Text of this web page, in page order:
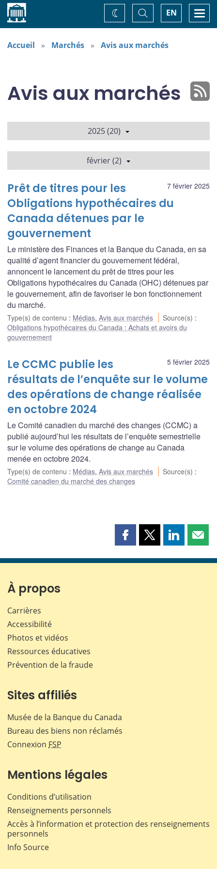
Accueil EN
Basculer
la
recherche
Changez
de
Accueil Marchés Avis aux marchés
Avis aux marchés
2025 (20)
février (2)
7 février 2025
Prêt de titres pour les
Obligations hypothécaires du
Canada détenues par le
gouvernement
Le ministère des Finances et la Banque du Canada, en sa
qualité d’agent financier du gouvernement fédéral,
annoncent le lancement du prêt de titres pour les
Obligations hypothécaires du Canada (OHC) détenues par
le gouvernement, afin de favoriser le bon fonctionnement
du marché.
Type(s) de contenu : Médias, Avis aux marchés Source(s) :
Obligations hypothécaires du Canada : Achats et avoirs du
gouvernement
5 février 2025
Le CCMC publie les
résultats de l’enquête sur le volume
des opérations de change réalisée
en octobre 2024
Le Comité canadien du marché des changes (CCMC) a
publié aujourd’hui les résultats de l’enquête semestrielle
sur le volume des opérations de change au Canada
menée en octobre 2024.
Type(s) de contenu : Médias, Avis aux marchés Source(s) :
Comité canadien du marché des changes
Partager
page
Partager
page
Partager
page page
À propos
Carrières
Accessibilité
Photos et vidéos
Ressources éducatives
Prévention de la fraude
Sites affiliés
Musée de la Banque du Canada
Bureau des biens non réclamés
Connexion FSP
Mentions légales
Conditions d’utilisation
Renseignements personnels
Accès à l’information et protection des renseignements
personnels
Info Source